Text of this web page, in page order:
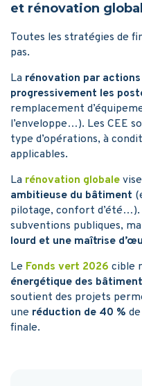
et rénovation
Toutes les stratégies de
pas.
La rénovation par actions
progressivement les
remplacement
l’enveloppe…). Les CEE
type d’opérations, à
applicables.
La rénovation globale
ambitieuse du bâtiment
pilotage, confort d’été…).
subventions publiques,
lourd et une maîtrise
Le Fonds vert 2026 cible
énergétique des
soutient des projets
une réduction de 40 %
finale.